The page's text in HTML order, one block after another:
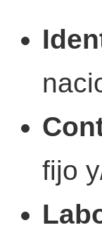
fijo